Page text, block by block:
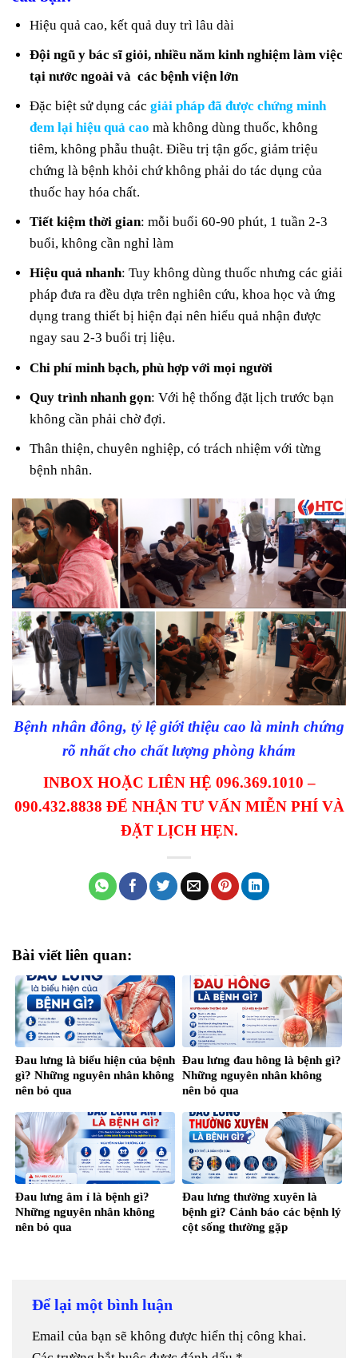
Hiệu quả cao, kết quả duy trì lâu dài
Đội ngũ y bác sĩ giỏi, nhiều năm kinh nghiệm làm việc
tại nước ngoài và các bệnh viện lớn
Đặc biệt sử dụng cácgiải pháp đã được chứng minh
đem lại hiệu quả cao mà không dùng thuốc, không
tiêm, không phẫu thuật. Điều trị tận gốc, giảm triệu
chứng là bệnh khỏi chứ không phải do tác dụng của
thuốc hay hóa chất.
Tiết kiệm thời gian: mỗi buổi 60-90 phút, 1 tuần 2-3
buổi, không cần nghỉ làm
Hiệu quả nhanh: Tuy không dùng thuốc nhưng các giải
pháp đưa ra đều dựa trên nghiên cứu, khoa học và ứng
dụng trang thiết bị hiện đại nên hiểu quả nhận được
ngay sau 2-3 buổi trị liệu.
Chi phí minh bạch, phù hợp với mọi người
Quy trình nhanh gọn: Với hệ thống đặt lịch trước bạn
không cần phải chờ đợi.
Thân thiện, chuyên nghiệp, có trách nhiệm với từng
bệnh nhân.
Bệnh nhân đông, tỷ lệ giới thiệu cao là minh chứng
rõ nhất cho chất lượng phòng khám
INBOX HOẶC LIÊN HỆ 096.369.1010 –
090.432.8838 ĐỂ NHẬN TƯ VẤN MIỄN PHÍ VÀ
ĐẶT LỊCH HẸN.
Bài viết liên quan:
Đau lưng là biểu hiện của bệnh
gì? Những nguyên nhân không
nên bỏ qua
Đau lưng đau hông là bệnh gì?
Những nguyên nhân không
nên bỏ qua
Đau lưng âm ỉ là bệnh gì?
Những nguyên nhân không
nên bỏ qua
Đau lưng thường xuyên là
bệnh gì? Cảnh báo các bệnh lý
cột sống thường gặp
Để lại một bình luận
Email của bạn sẽ không được hiển thị công khai.